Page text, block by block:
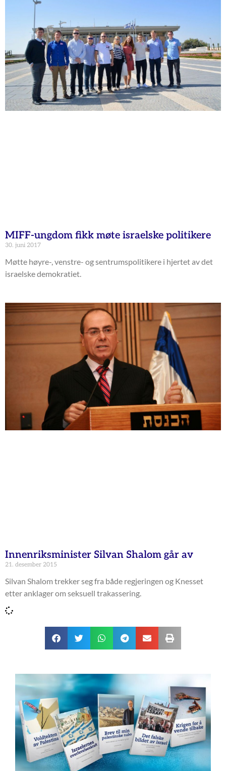
MIFF-ungdom fikk møte israelske politikere
30. juni 2017
Møtte høyre-, venstre- og sentrumspolitikere i hjertet av det
israelske demokratiet.
Innenriksminister Silvan Shalom går av
21. desember 2015
Silvan Shalom trekker seg fra både regjeringen og Knesset
etter anklager om seksuell trakassering.